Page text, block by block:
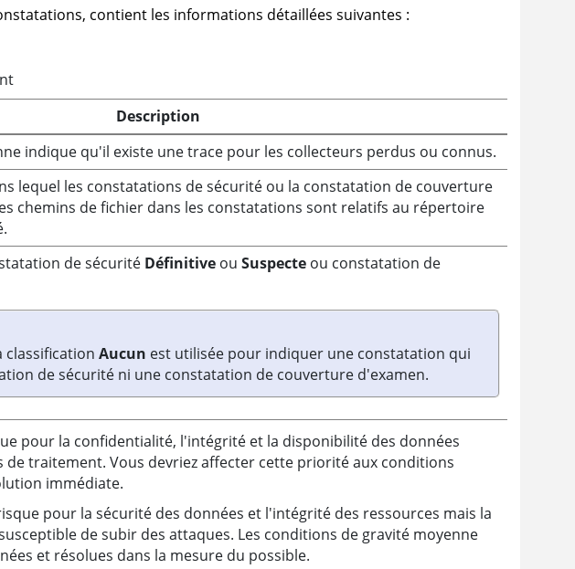
contient les informations détaillées suivantes :
Description
indique qu'il existe une trace pour les collecteurs perdus ou connus.
lequel les constatations de sécurité ou la constatation de couverture
chemins de fichier dans les constatations sont relatifs au répertoire
de sécurité Définitive ouSuspecte ou constatation de
classificationAucun est utilisée pour indiquer une constatation qui
de sécurité ni une constatation de couverture d'examen.
pour la confidentialité, l'intégrité et la disponibilité des données
de traitement. Vous devriez affecter cette priorité aux conditions
immédiate.
pour la sécurité des données et l'intégrité des ressources mais la
de subir des attaques. Les conditions de gravité moyenne
et résolues dans la mesure du possible.